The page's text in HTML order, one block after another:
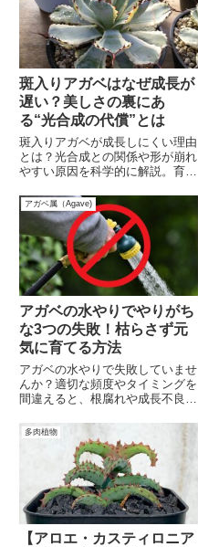
斑入りアガベはなぜ成長が
遅い？美しさの裏にあ
る“光合成の代償”とは
斑入りアガベが成長しにくい理由
とは？光合成との関係や形が崩れ
やすい原因を科学的に解説。育成
アガベ属（Agave)
アガベの水やりでやりがち
な3つの失敗！枯らさず元
気に育てる方法
アガベの水やりで失敗していませ
んか？適切な頻度やタイミングを
間違えると、根腐れや成長不良の
やりでやりがちな3つの失敗と、
枯らさず元気に育てる正しい方法
を解説！初心者でも簡単に実践で
きるコツを紹介します。
多肉植物
【アロエ・カスティロニア